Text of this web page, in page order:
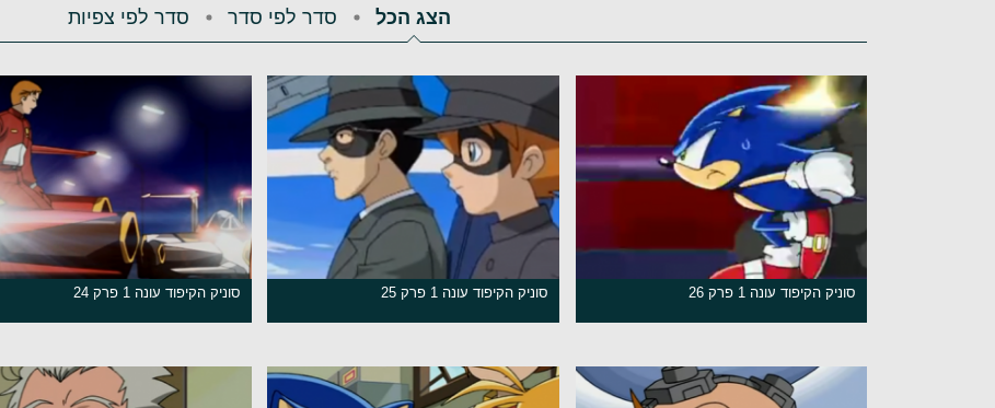
הצג הכל סדר לפי סדר סדר לפי צפיות
סוניק הקיפוד עונה 1 פרק 26 סוניק הקיפוד עונה 1 פרק 25 סוניק הקיפוד עונה 1 פרק 24